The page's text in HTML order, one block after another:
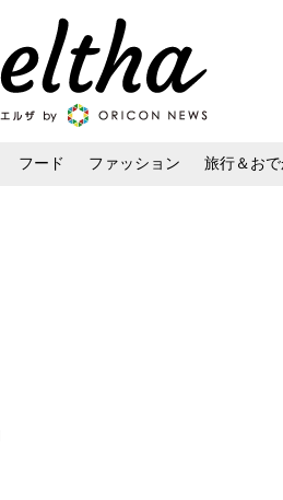
フード ファッション 旅行＆お